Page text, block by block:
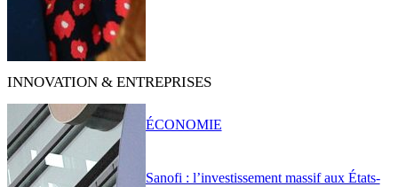
INNOVATION & ENTREPRISES
Sanofi : l’investissement massif aux États-
ÉCONOMIE